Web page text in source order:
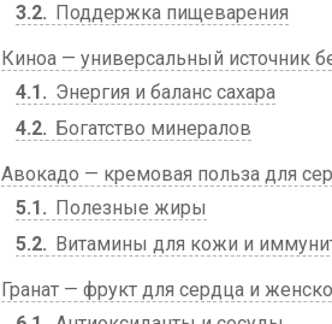
3.2
Поддержка пищеварения
Киноа — универсальный источник
4.1
Энергия и баланс сахара
4.2
Богатство минералов
Авокадо — кремовая польза для
5.1
Полезные жиры
5.2
Витамины для кожи и
Гранат — фрукт для сердца и